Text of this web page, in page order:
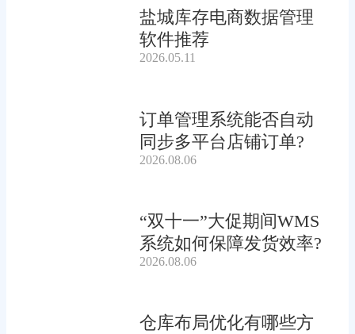
盐城库存电商数据管理
软件推荐
2026.05.11
订单管理系统能否自动
同步多平台店铺订单?
2026.08.06
“双十一”大促期间WMS
系统如何保障发货效率?
2026.08.06
仓库布局优化有哪些方